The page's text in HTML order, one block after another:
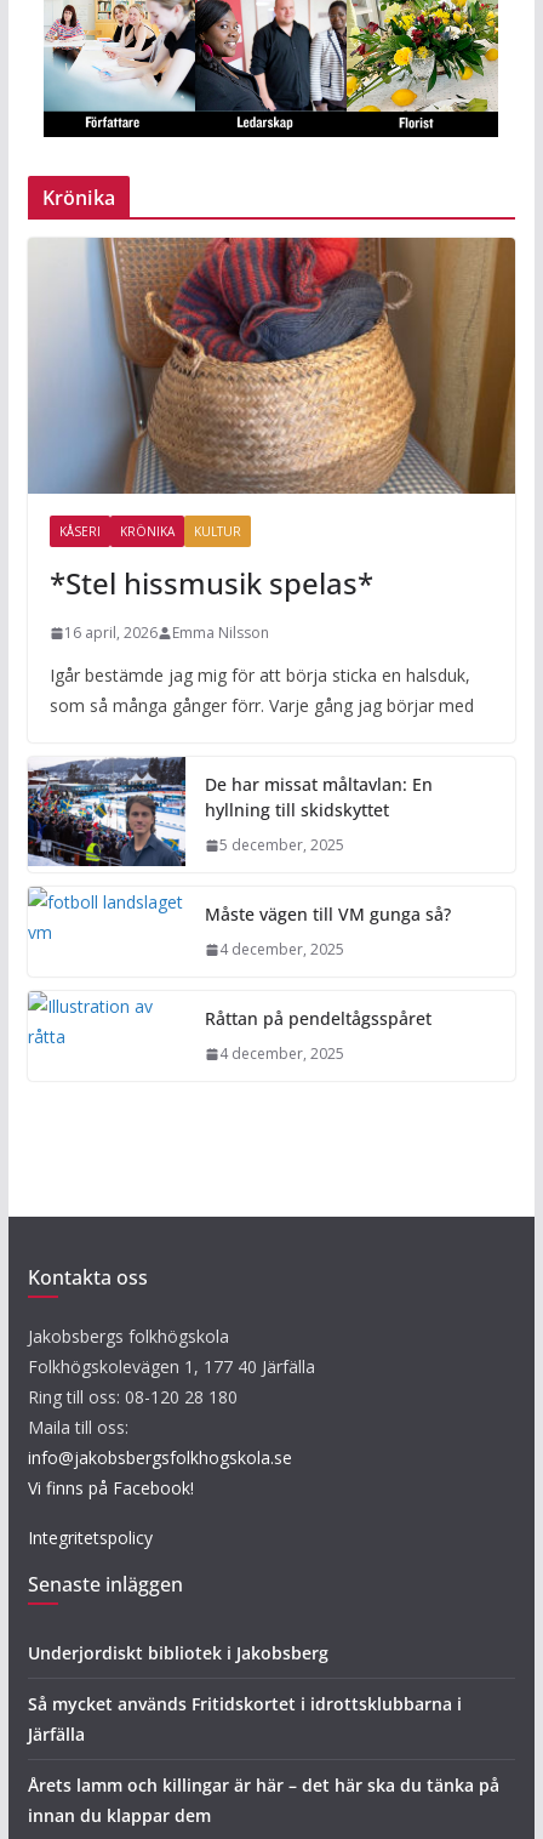
Krönika
KÅSERI KRÖNIKA KULTUR
*Stel hissmusik spelas*
16 april, 2026 Emma Nilsson
Igår bestämde jag mig för att börja sticka en halsduk,
som så många gånger förr. Varje gång jag börjar med
De har missat måltavlan: En
hyllning till skidskyttet
5 december, 2025
Måste vägen till VM gunga så?
4 december, 2025
Råttan på pendeltågsspåret
4 december, 2025
Kontakta oss
Jakobsbergs folkhögskola
Folkhögskolevägen 1, 177 40 Järfälla
Ring till oss: 08-120 28 180
Maila till oss:
info@jakobsbergsfolkhogskola.se
Vi finns på Facebook!
Integritetspolicy
Senaste inläggen
Underjordiskt bibliotek i Jakobsberg
Så mycket används Fritidskortet i idrottsklubbarna i
Järfälla
Årets lamm och killingar är här – det här ska du tänka på
innan du klappar dem